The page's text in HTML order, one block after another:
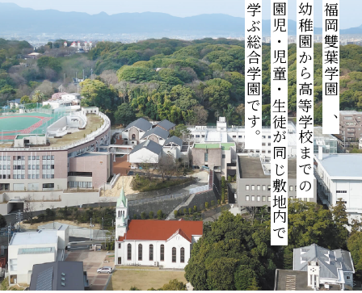
福岡雙葉学園は、
幼稚園から高等学校までの
園児・児童・生徒が同じ敷地内で
学ぶ総合学園です。